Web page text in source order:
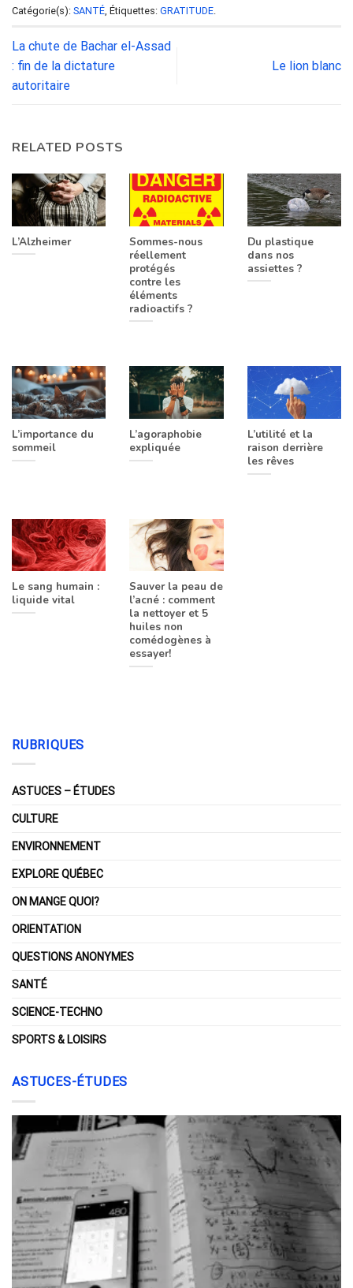
Catégorie(s): SANTÉ , Étiquettes: GRATITUDE
La chute de Bachar el-Assad
: fin de la dictature
autoritaire
Le lion blanc
RELATED POSTS
L’Alzheimer
Sommes-nous
réellement
protégés
contre les
éléments
radioactifs ?
Du plastique
dans nos
assiettes ?
L’importance du
sommeil
L’agoraphobie
expliquée
L’utilité et la
raison derrière
les rêves
Le sang humain :
liquide vital
Sauver la peau de
l’acné : comment
la nettoyer et 5
huiles non
comédogènes à
essayer!
RUBRIQUES
ASTUCES – ÉTUDES
CULTURE
ENVIRONNEMENT
EXPLORE QUÉBEC
ON MANGE QUOI?
ORIENTATION
QUESTIONS ANONYMES
SANTÉ
SCIENCE-TECHNO
SPORTS & LOISIRS
ASTUCES-ÉTUDES